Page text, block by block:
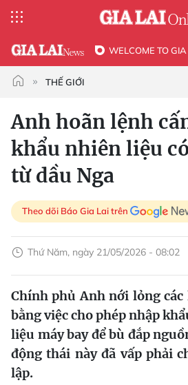
WELCOME TO
THẾ GIỚI
Anh hoãn lệnh
khẩu nhiên liệu
từ dầu Nga
Theo dõi Báo Gia Lai trên
Thứ Năm, ngày 21/05/2026 - 08:02
Chính phủ Anh nới lỏng các
bằng việc cho phép nhập
liệu máy bay để bù đắp
động thái này đã vấp phải
lập.